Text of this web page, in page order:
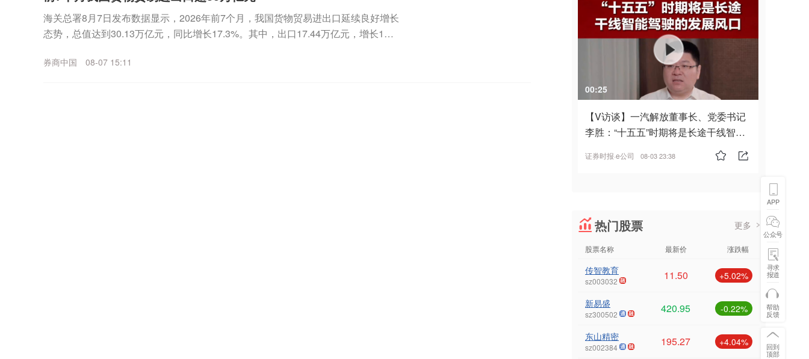
海关总署8月7日发布数据显示，2026年前7个月，我国货物贸易进出口延续良好增长
态势，总值达到30.13万亿元，同比增长17.3%。其中，出口17.44万亿元，增长1
券商中国 08-07 15:11
00:25
【V访谈】一汽解放董事长、党委书记
李胜：“十五五”时期将是长途干线智能
证券时报·e公司 08-03 23:38
热门股票 更多
股票名称 最新价 涨跌幅
传智教育
sz003032 11.50 +5.02%
新易盛
sz300502 420.95 -0.22%
东山精密
sz002384 195.27 +4.04%
APP
公众号
寻求
报道
帮助
反馈
回到
顶部